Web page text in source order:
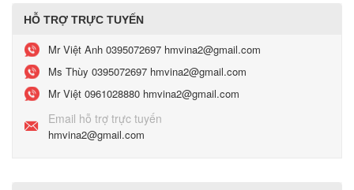
HỖ TRỢ TRỰC TUYẾN
Mr Việt Anh 0395072697 hmvina2@gmail.com
Ms Thùy 0395072697 hmvina2@gmail.com
Mr Việt 0961028880 hmvina2@gmail.com
Email hỗ trợ trực tuyến
hmvina2@gmail.com